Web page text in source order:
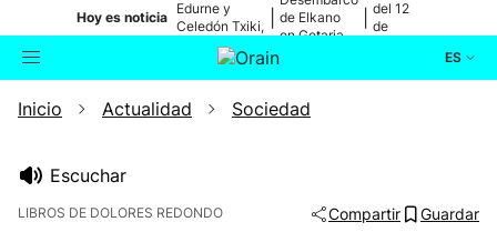
Hoy es noticia
Edurne y
Celedón Txiki,
en directo
de Elkano
en Getaria
del 12
de
ES
Buscador Actualidad
Inicio Actualidad Sociedad
Escuchar
LIBROS DE DOLORES REDONDO Compartir Guardar